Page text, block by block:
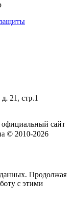
д. 21, стр.1
официальный сайт
© 2010-2026
данных. Продолжая
с этими